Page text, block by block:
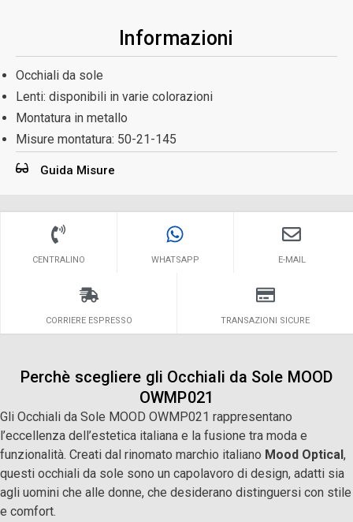
Informazioni
Occhiali da sole
Lenti: disponibili in varie colorazioni
Montatura in metallo
Misure montatura: 50-21-145
Guida Misure
CENTRALINO WHATSAPP E-MAIL
CORRIERE ESPRESSO TRANSAZIONI SICURE
Perchè scegliere gli Occhiali da Sole MOOD
OWMP021
Gli Occhiali da Sole MOOD OWMP021 rappresentano
l’eccellenza dell’estetica italiana e la fusione tra moda e
funzionalità. Creati dal rinomato marchio italiano Mood Optical,
questi occhiali da sole sono un capolavoro di design, adatti sia
agli uomini che alle donne, che desiderano distinguersi con stile
e comfort.